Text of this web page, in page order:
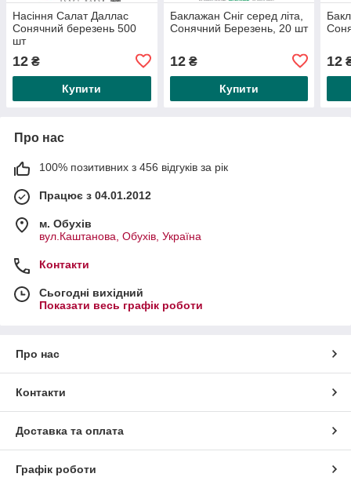
Насіння Салат Даллас
Сонячний березень 500
шт
12 ₴
Купити
Баклажан Сніг серед літа,
Сонячний Березень, 20 шт
12₴
Купити
12
Про нас
100% позитивних з 456 відгуків за рік
Працює з 04.01.2012
м. Обухів
вул.Каштанова, Обухів, Україна
Контакти
Сьогодні вихідний
Показати весь графік роботи
Про нас
Контакти
Доставка та оплата
Графік роботи